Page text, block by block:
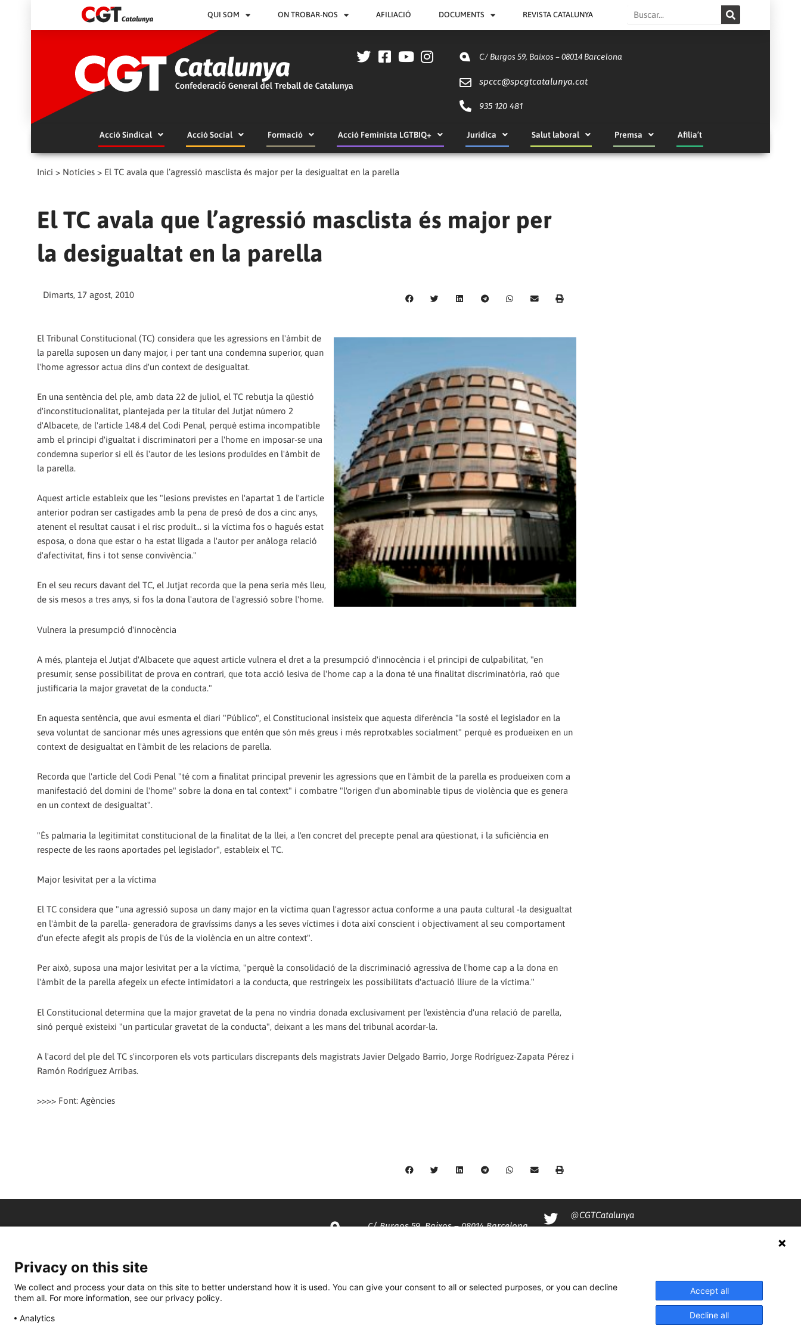
QUI SOM ON TROBAR-NOS AFILIACIÓ DOCUMENTS REVISTA CATALUNYA Search
C/ Burgos 59, Baixos – 08014 Barcelona
spccc@spcgtcatalunya.cat
935 120 481
Acció Sindical Acció Social Formació Acció Feminista LGTBIQ+ Jurídica Salut laboral Premsa Afilia’t
Inici > Notícies > El TC avala que l’agressió masclista és major per la desigualtat en la parella
El TC avala que l’agressió masclista és major per
la desigualtat en la parella
Dimarts, 17 agost, 2010
El Tribunal Constitucional (TC) considera que les agressions en l'àmbit de
la parella suposen un dany major, i per tant una condemna superior, quan
l'home agressor actua dins d'un context de desigualtat.
En una sentència del ple, amb data 22 de juliol, el TC rebutja la qüestió
d'inconstitucionalitat, plantejada per la titular del Jutjat número 2
d'Albacete, de l'article 148.4 del Codi Penal, perquè estima incompatible
amb el principi d'igualtat i discriminatori per a l'home en imposar-se una
condemna superior si ell és l'autor de les lesions produïdes en l'àmbit de
la parella.
Aquest article estableix que les "lesions previstes en l'apartat 1 de l'article
anterior podran ser castigades amb la pena de presó de dos a cinc anys,
atenent el resultat causat i el risc produït... si la víctima fos o hagués estat
esposa, o dona que estar o ha estat lligada a l'autor per anàloga relació
d'afectivitat, fins i tot sense convivència."
En el seu recurs davant del TC, el Jutjat recorda que la pena seria més lleu,
de sis mesos a tres anys, si fos la dona l'autora de l'agressió sobre l'home.
Vulnera la presumpció d'innocència
A més, planteja el Jutjat d'Albacete que aquest article vulnera el dret a la presumpció d'innocència i el principi de culpabilitat, "en
presumir, sense possibilitat de prova en contrari, que tota acció lesiva de l'home cap a la dona té una finalitat discriminatòria, raó que
justificaria la major gravetat de la conducta."
En aquesta sentència, que avui esmenta el diari "Público", el Constitucional insisteix que aquesta diferència "la sosté el legislador en la
seva voluntat de sancionar més unes agressions que entén que són més greus i més reprotxables socialment" perquè es produeixen en un
context de desigualtat en l'àmbit de les relacions de parella.
Recorda que l'article del Codi Penal "té com a finalitat principal prevenir les agressions que en l'àmbit de la parella es produeixen com a
manifestació del domini de l'home" sobre la dona en tal context" i combatre "l'origen d'un abominable tipus de violència que es genera
en un context de desigualtat".
"És palmaria la legitimitat constitucional de la finalitat de la llei, a l'en concret del precepte penal ara qüestionat, i la suficiència en
respecte de les raons aportades pel legislador", estableix el TC.
Major lesivitat per a la víctima
El TC considera que "una agressió suposa un dany major en la víctima quan l'agressor actua conforme a una pauta cultural -la desigualtat
en l'àmbit de la parella- generadora de gravíssims danys a les seves víctimes i dota així conscient i objectivament al seu comportament
d'un efecte afegit als propis de l'ús de la violència en un altre context".
Per això, suposa una major lesivitat per a la víctima, "perquè la consolidació de la discriminació agressiva de l'home cap a la dona en
l'àmbit de la parella afegeix un efecte intimidatori a la conducta, que restringeix les possibilitats d'actuació lliure de la víctima."
El Constitucional determina que la major gravetat de la pena no vindria donada exclusivament per l'existència d'una relació de parella,
sinó perquè existeixi "un particular gravetat de la conducta", deixant a les mans del tribunal acordar-la.
A l'acord del ple del TC s'incorporen els vots particulars discrepants dels magistrats Javier Delgado Barrio, Jorge Rodríguez-Zapata Pérez i
Ramón Rodríguez Arribas.
>>>> Font: Agències
C/ Burgos 59, Baixos – 08014 Barcelona
@CGTCatalunya
Privacy on this site
We collect and process your data on this site to better understand how it is used. You can give your consent to all or selected purposes, or you can decline
them all. For more information, see our privacy policy.
Analytics
Accept all
Decline all